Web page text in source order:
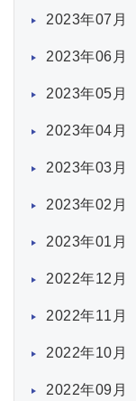
2023年07月
2023年06月
2023年05月
2023年04月
2023年03月
2023年02月
2023年01月
2022年12月
2022年11月
2022年10月
2022年09月